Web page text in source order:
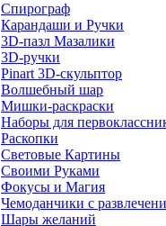
Спирограф
Карандаши и Ручки
3D-пазл Мазалики
3D-ручки
Pinart 3D-скульптор
Волшебный шар
Мишки-раскраски
Наборы для
Раскопки
Световые Картины
Своими Руками
Фокусы и Магия
Чемоданчики с
Шары желаний